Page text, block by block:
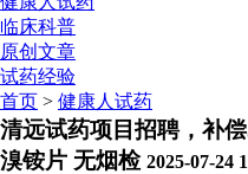
临床科普
原创文章
试药经验
首页 > 健康人试药
清远试药项目招聘，补
溴铵片 无烟检 2025-07-24